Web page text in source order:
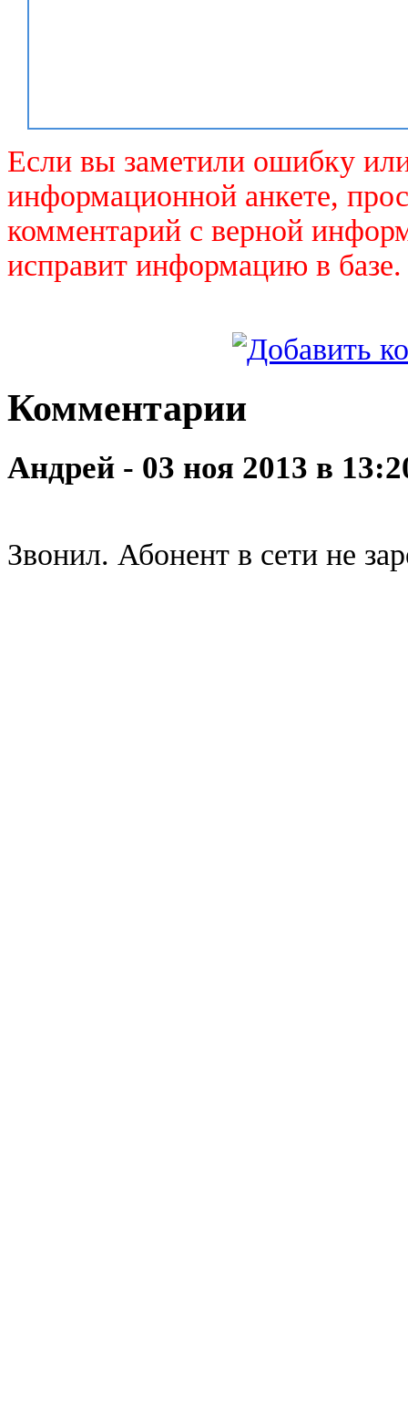
Если вы заметили ошибку
информационной анкете,
комментарий с верной
исправит информацию в базе.
Комментарии
Андрей - 03 ноя 2013 в
Звонил. Абонент в сети не